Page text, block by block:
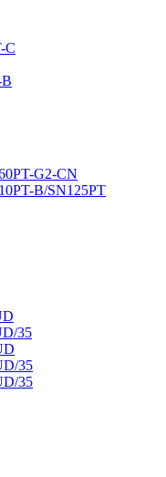
C
G2-CN
B/SN125PT
35
35
35